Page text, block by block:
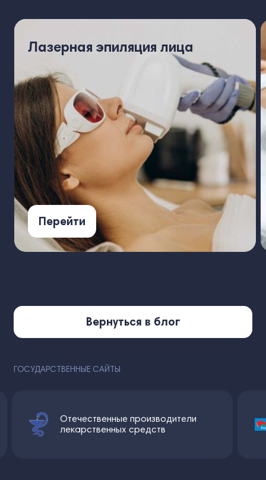
Лазерная эпиляция лица
Перейти
Вернуться в блог
ГОСУДАРСТВЕННЫЕ САЙТЫ
Национальный центр правовой
информации Республики
Беларусь